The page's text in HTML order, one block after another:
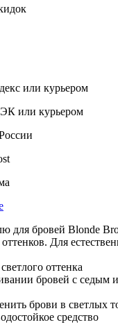
или курьером
или курьером
для бровей Blonde
Для
оттенка
бровей с седым
брови в светлых
средство